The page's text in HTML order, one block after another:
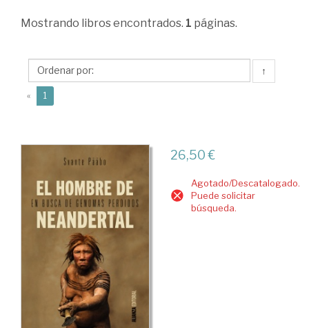
Pääbo,
Mostrando libros encontrados. 1 páginas.
↑
« 1
26,50 €
Agotado/Descatalogado.
Puede solicitar
búsqueda.